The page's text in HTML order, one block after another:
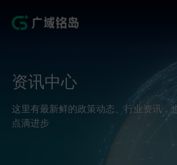
解决方案
案例中心
资讯中心
这里有最新鲜的政策动态、行业资讯，
点滴进步